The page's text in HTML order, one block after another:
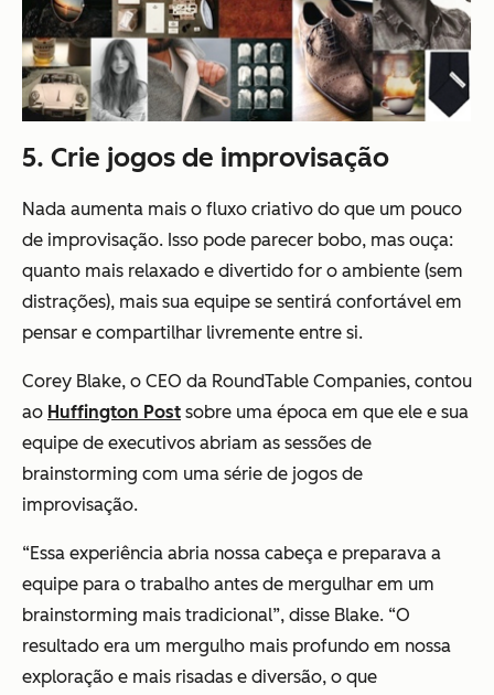
5. Crie jogos de improvisação
Nada aumenta mais o fluxo criativo do que um pouco
de improvisação. Isso pode parecer bobo, mas ouça:
quanto mais relaxado e divertido for o ambiente (sem
distrações), mais sua equipe se sentirá confortável em
pensar e compartilhar livremente entre si.
Corey Blake, o CEO da RoundTable Companies, contou
ao Huffington Post sobre uma época em que ele e sua
equipe de executivos abriam as sessões de
brainstorming com uma série de jogos de
improvisação.
“Essa experiência abria nossa cabeça e preparava a
equipe para o trabalho antes de mergulhar em um
brainstorming mais tradicional”, disse Blake. “O
resultado era um mergulho mais profundo em nossa
exploração e mais risadas e diversão, o que